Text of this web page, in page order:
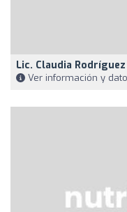
Lic. Claudia
Ver información y